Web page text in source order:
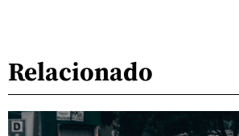
Relacionado